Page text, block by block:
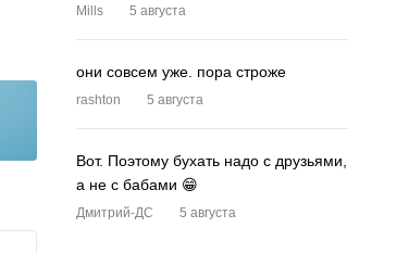
Mills 5 августа
они совсем уже. пора строже
rashton 5 августа
Вот. Поэтому бухать надо с друзьями,
а не с бабами 😁
Дмитрий-ДС 5 августа